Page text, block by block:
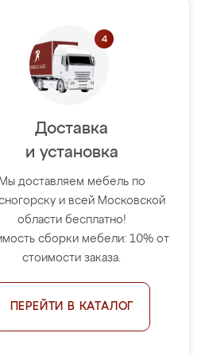
Доставка
и установка
Мы доставляем мебель по
и всей Московской
области бесплатно!
сборки мебели: 10% от
стоимости заказа.
ПЕРЕЙТИ В КАТАЛОГ